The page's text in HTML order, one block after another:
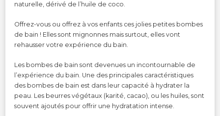
naturelle, dérivé de l’huile de coco.
Offrez-vous ou offrez à vos enfants ces jolies petites bombes
de bain ! Elles sont mignonnes mais surtout, elles vont
rehausser votre expérience du bain.
Les bombes de bain sont devenues un incontournable de
l’expérience du bain. Une des principales caractéristiques
des bombes de bain est dans leur capacité à hydrater la
peau. Les beurres végétaux (karité, cacao), ou les huiles, sont
souvent ajoutés pour offrir une hydratation intense.